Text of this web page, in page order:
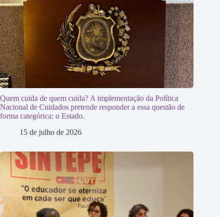
Quem cuida de quem cuida? A implementação da Política
Nacional de Cuidados pretende responder a essa questão de
forma categórica: o Estado.
15 de julho de 2026